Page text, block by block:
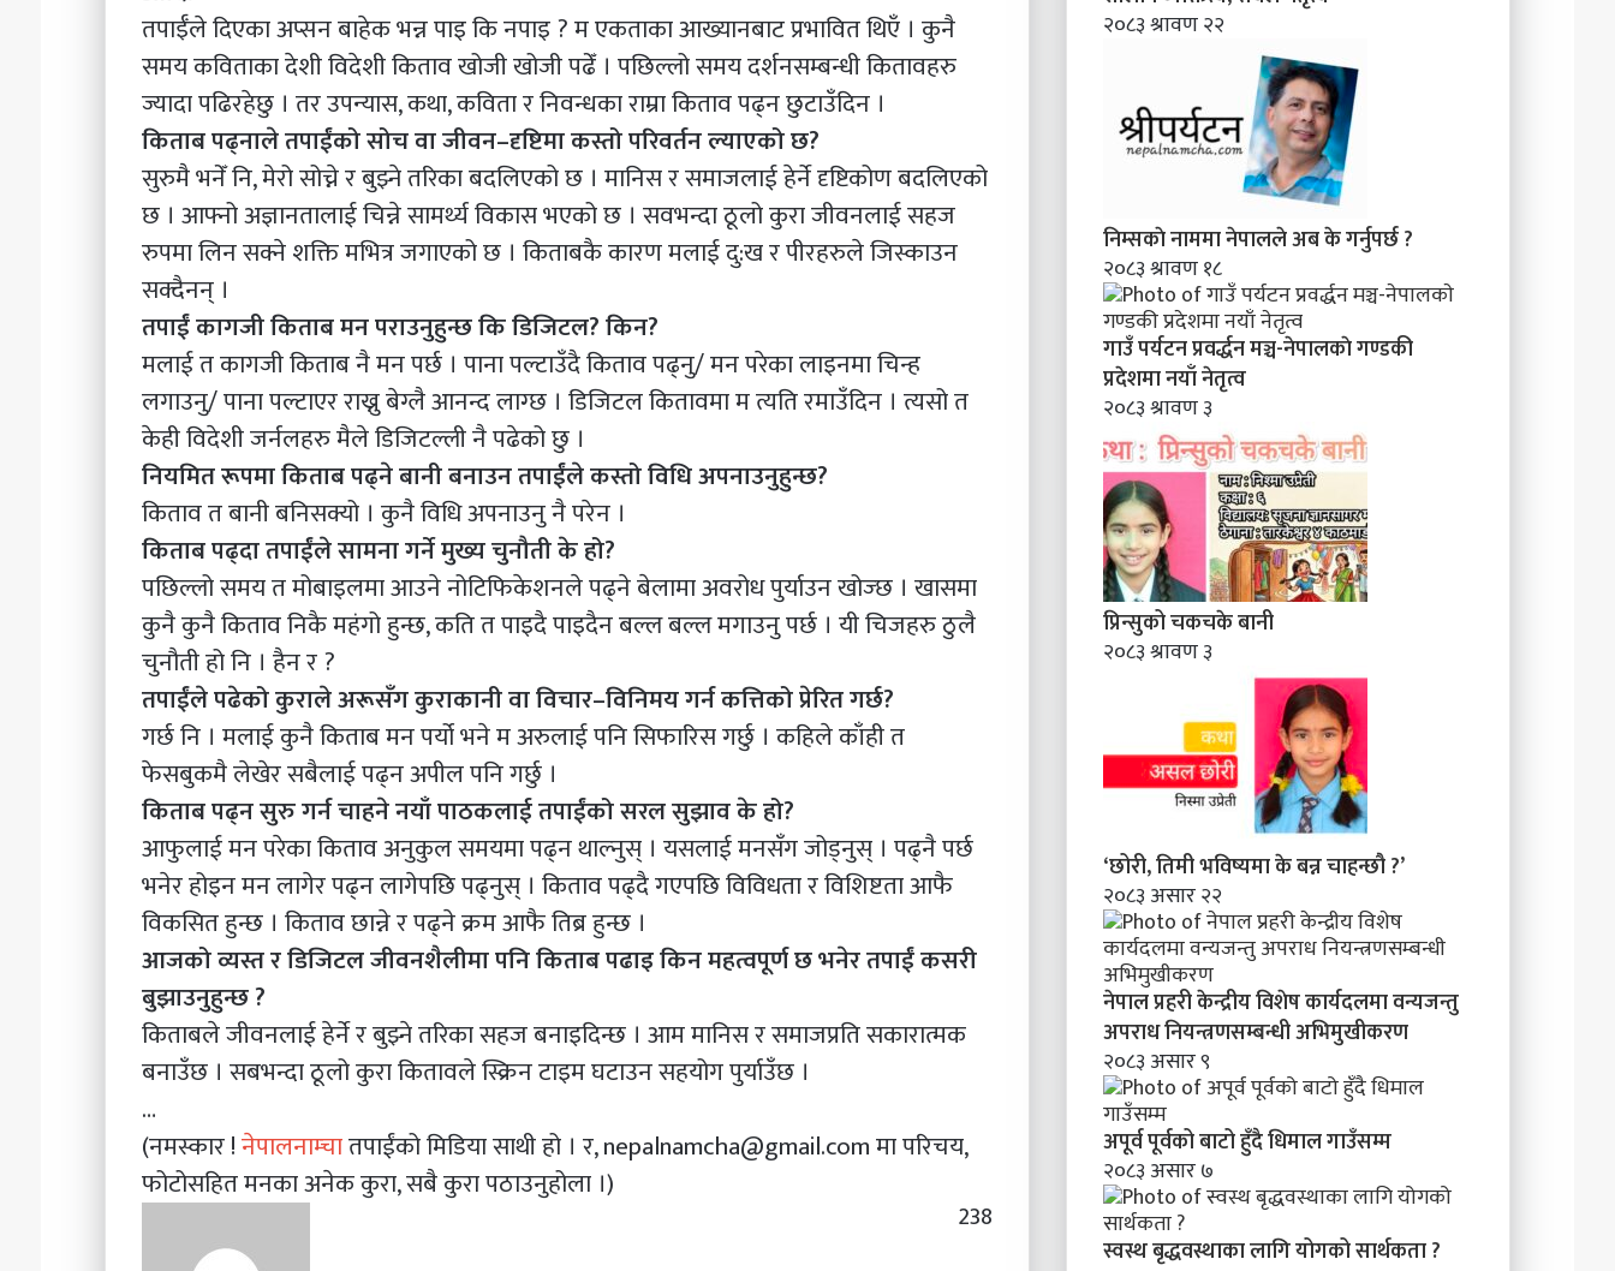
तपाईँले दिएका अप्सन बाहेक भन्न पाइ कि नपाइ ? म एकताका आख्यानबाट प्रभावित थिएँ । कुनै
समय कविताका देशी विदेशी किताव खोजी खोजी पढेँ । पछिल्लो समय दर्शनसम्बन्धी कितावहरु
ज्यादा पढिरहेछु । तर उपन्यास, कथा, कविता र निवन्धका राम्रा किताव पढ्न छुटाउँदिन ।
किताब पढ्नाले तपाईंको सोच वा जीवन–दृष्टिमा कस्तो परिवर्तन ल्याएको छ?
सुरुमै भनेँ नि, मेरो सोच्ने र बुझ्ने तरिका बदलिएको छ । मानिस र समाजलाई हेर्ने दृष्टिकोण बदलिएको
छ । आफ्नो अज्ञानतालाई चिन्ने सामर्थ्य विकास भएको छ । सवभन्दा ठूलो कुरा जीवनलाई सहज
रुपमा लिन सक्ने शक्ति मभित्र जगाएको छ । किताबकै कारण मलाई दु:ख र पीरहरुले जिस्काउन
सक्दैनन् ।
तपाईं कागजी किताब मन पराउनुहुन्छ कि डिजिटल? किन?
मलाई त कागजी किताब नै मन पर्छ । पाना पल्टाउँदै किताव पढ्नु/ मन परेका लाइनमा चिन्ह
लगाउनु/ पाना पल्टाएर राख्नु बेग्लै आनन्द लाग्छ । डिजिटल कितावमा म त्यति रमाउँदिन । त्यसो त
केही विदेशी जर्नलहरु मैले डिजिटल्ली नै पढेको छु ।
नियमित रूपमा किताब पढ्ने बानी बनाउन तपाईंले कस्तो विधि अपनाउनुहुन्छ?
किताव त बानी बनिसक्यो । कुनै विधि अपनाउनु नै परेन ।
किताब पढ्दा तपाईंले सामना गर्ने मुख्य चुनौती के हो?
पछिल्लो समय त मोबाइलमा आउने नोटिफिकेशनले पढ्ने बेलामा अवरोध पुर्याउन खोज्छ । खासमा
कुनै कुनै किताव निकै महंगो हुन्छ, कति त पाइदै पाइदैन बल्ल बल्ल मगाउनु पर्छ । यी चिजहरु ठुलै
चुनौती हो नि । हैन र ?
तपाईंले पढेको कुराले अरूसँग कुराकानी वा विचार–विनिमय गर्न कत्तिको प्रेरित गर्छ?
गर्छ नि । मलाई कुनै किताब मन पर्यो भने म अरुलाई पनि सिफारिस गर्छु । कहिले काँही त
फेसबुकमै लेखेर सबैलाई पढ्न अपील पनि गर्छु ।
किताब पढ्न सुरु गर्न चाहने नयाँ पाठकलाई तपाईंको सरल सुझाव के हो?
आफुलाई मन परेका किताव अनुकुल समयमा पढ्न थाल्नुस् । यसलाई मनसँग जोड्नुस् । पढ्नै पर्छ
भनेर होइन मन लागेर पढ्न लागेपछि पढ्नुस् । किताव पढ्दै गएपछि विविधता र विशिष्टता आफै
विकसित हुन्छ । किताव छान्ने र पढ्ने क्रम आफै तिब्र हुन्छ ।
आजको व्यस्त र डिजिटल जीवनशैलीमा पनि किताब पढाइ किन महत्वपूर्ण छ भनेर तपाईं कसरी
बुझाउनुहुन्छ ?
किताबले जीवनलाई हेर्ने र बुझ्ने तरिका सहज बनाइदिन्छ । आम मानिस र समाजप्रति सकारात्मक
बनाउँछ । सबभन्दा ठूलो कुरा कितावले स्क्रिन टाइम घटाउन सहयोग पुर्याउँछ ।
…
(नमस्कार !नेपालनाम्चातपाईंको मिडिया साथी हो । र, nepalnamcha@gmail.com मा परिचय,
फोटोसहित मनका अनेक कुरा, सबै कुरा पठाउनुहोला ।)
238
श
याँ
ने
तृ
२०८३ श्रावण २२
निम्सकाे नाममा नेपालले अब के गर्नुपर्छ ?
२०८३ श्रावण १८
गाउँ पर्यटन प्रवर्द्धन मञ्च-नेपालकाे गण्डकी
प्रदेशमा नयाँ नेतृत्व
२०८३ श्रावण ३
प्रिन्सुको चकचके बानी
२०८३ श्रावण ३
‘छोरी, तिमी भविष्यमा के बन्न चाहन्छौ ?’
२०८३ असार २२
नेपाल प्रहरी केन्द्रीय विशेष कार्यदलमा वन्यजन्तु
अपराध नियन्त्रणसम्बन्धी अभिमुखीकरण
२०८३ असार ९
अपूर्व पूर्वको बाटो हुँदै धिमाल गाउँसम्म
२०८३ असार ७
स्वस्थ बृद्धवस्थाका लागि योगको सार्थकता ?